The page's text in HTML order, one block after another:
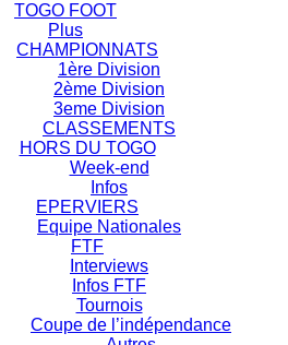
TOGO FOOT
Plus
CHAMPIONNATS
1ère Division
2ème Division
3eme Division
CLASSEMENTS
HORS DU TOGO
Week-end
Infos
EPERVIERS
Equipe Nationales
FTF
Interviews
Infos FTF
Tournois
Coupe de l’indépendance